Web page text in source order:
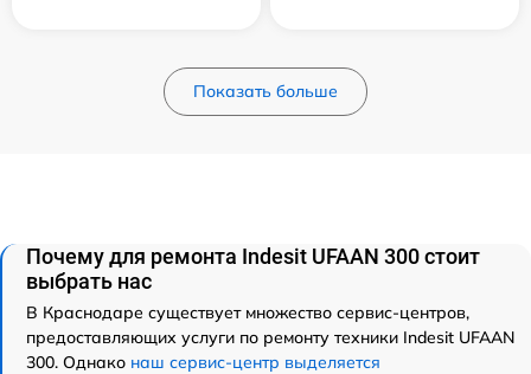
Показать больше
Почему для ремонта Indesit UFAAN 300 стоит
выбрать нас
В Краснодаре существует множество сервис-центров,
предоставляющих услуги по ремонту техники Indesit UFAAN
300. Однако наш сервис-центр выделяется